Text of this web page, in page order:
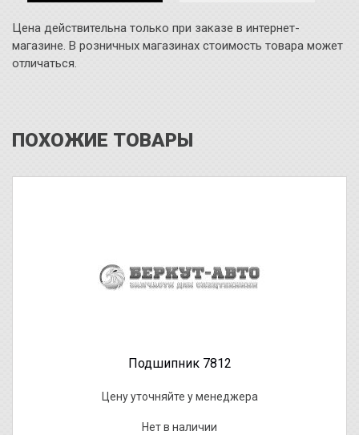
Цена действительна только при заказе в интернет-
магазине. В розничных магазинах стоимость товара может
отличаться.
ПОХОЖИЕ ТОВАРЫ
Подшипник 7812
Цену уточняйте у менеджера
Нет в наличии